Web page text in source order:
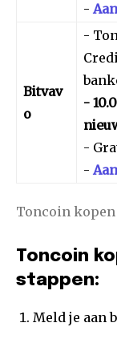
-
Bitvav
o
-
-
-
-
Toncoin kopen
Toncoin
stappen:
Meld je aan